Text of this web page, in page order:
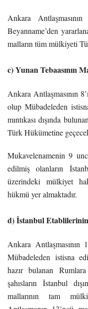
Ankara
Beyanname’den
malların tüm mülkiyeti
c) Yunan Tebaasının
Ankara Antlaşmasının
olup Mübadeleden
mıntıkası dışında
Türk Hükümetine
Mukavelenamenin 9
edilmiş olanların
üzerindeki mülkiyet
hükmü yer almaktadır.
d) İstanbul
Ankara Antlaşmasının
Mübadeleden istisna
hazır bulanan
şahısların İstanbul
mallarının tam